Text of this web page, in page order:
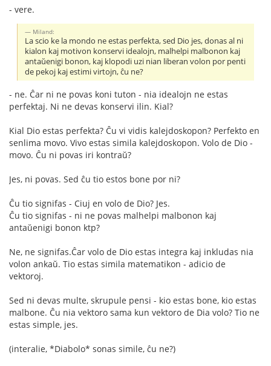
- vere.
Miland:
La scio ke la mondo ne estas perfekta, sed Dio jes, donas al ni
kialon kaj motivon konservi idealojn, malhelpi malbonon kaj
antaŭenigi bonon, kaj klopodi uzi nian liberan volon por penti
de pekoj kaj estimi virtojn, ĉu ne?
- ne. Ĉar ni ne povas koni tuton - nia idealojn ne estas
perfektaj. Ni ne devas konservi ilin. Kial?
Kial Dio estas perfekta? Ĉu vi vidis kalejdoskopon? Perfekto en
senlima movo. Vivo estas simila kalejdoskopon. Volo de Dio -
movo. Ĉu ni povas iri kontraŭ?
Jes, ni povas. Sed ĉu tio estos bone por ni?
Ĉu tio signifas - Ciuj en volo de Dio? Jes.
Ĉu tio signifas - ni ne povas malhelpi malbonon kaj
antaŭenigi bonon ktp?
Ne, ne signifas.Ĉar volo de Dio estas integra kaj inkludas nia
volon ankaŭ. Tio estas simila matematikon - adicio de
vektoroj.
Sed ni devas multe, skrupule pensi - kio estas bone, kio estas
malbone. Ĉu nia vektoro sama kun vektoro de Dia volo? Tio ne
estas simple, jes.
(interalie, *Diabolo* sonas simile, ĉu ne?)